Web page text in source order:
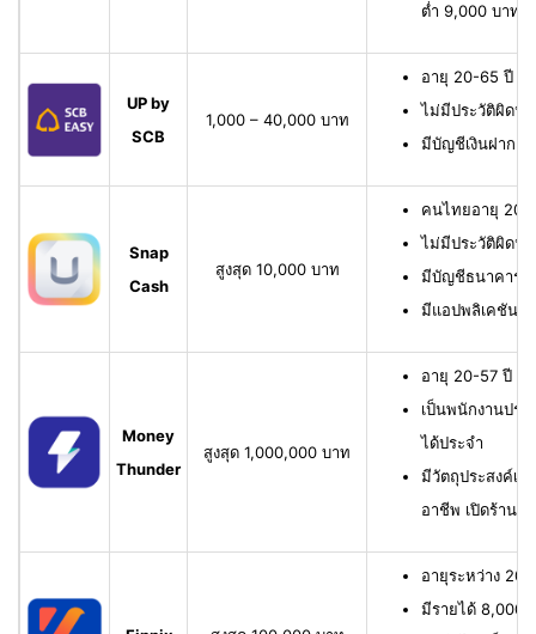
ต่ำ 9,000 บาทต่
UP by
SCB
1,000 – 40,000 บาท
อายุ 20-65 ปี เ
ไม่มีประวัติผิดนั
มีบัญชีเงินฝาก
Snap
Cash
สูงสุด 10,000 บาท
คนไทยอายุ 20-
ไม่มีประวัติผิดนั
มีบัญชีธนาคาร ห
มีแอปพลิเคชัน
Money
Thunder
สูงสุด 1,000,000 บาท
อายุ 20-57 ปี มี
เป็นพนักงานปร
ได้ประจำ
มีวัตถุประสงค์เพื่
อาชีพ เปิดร้าน
อายุระหว่าง
มีรายได้ 8,000